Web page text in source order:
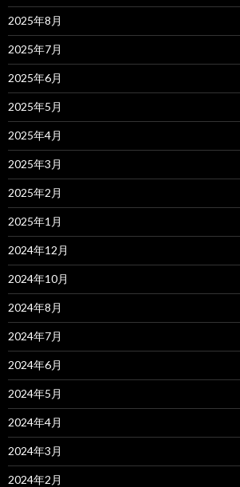
2025年8月
2025年7月
2025年6月
2025年5月
2025年4月
2025年3月
2025年2月
2025年1月
2024年12月
2024年10月
2024年8月
2024年7月
2024年6月
2024年5月
2024年4月
2024年3月
2024年2月